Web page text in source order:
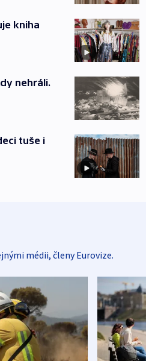
kniha
nehráli.
tuše i
médii, členy Eurovize.